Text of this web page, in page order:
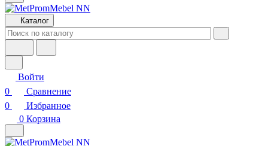
Каталог
Войти
0
Сравнение
0
Избранное
0 Корзина